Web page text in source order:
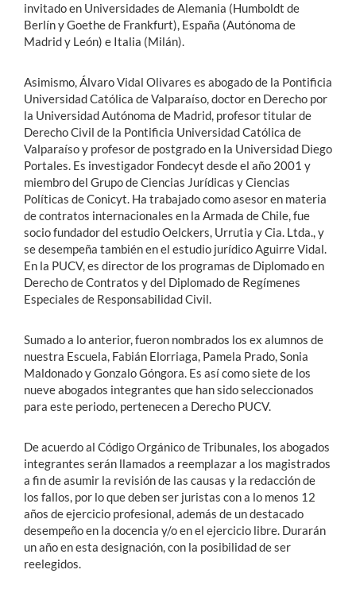
invitado en Universidades de Alemania (Humboldt de
Berlín y Goethe de Frankfurt), España (Autónoma de
Madrid y León) e Italia (Milán).
Asimismo, Álvaro Vidal Olivares es abogado de la Pontificia
Universidad Católica de Valparaíso, doctor en Derecho por
la Universidad Autónoma de Madrid, profesor titular de
Derecho Civil de la Pontificia Universidad Católica de
Valparaíso y profesor de postgrado en la Universidad Diego
Portales. Es investigador Fondecyt desde el año 2001 y
miembro del Grupo de Ciencias Jurídicas y Ciencias
Políticas de Conicyt. Ha trabajado como asesor en materia
de contratos internacionales en la Armada de Chile, fue
socio fundador del estudio Oelckers, Urrutia y Cia. Ltda., y
se desempeña también en el estudio jurídico Aguirre Vidal.
En la PUCV, es director de los programas de Diplomado en
Derecho de Contratos y del Diplomado de Regímenes
Especiales de Responsabilidad Civil.
Sumado a lo anterior, fueron nombrados los ex alumnos de
nuestra Escuela, Fabián Elorriaga, Pamela Prado, Sonia
Maldonado y Gonzalo Góngora. Es así como siete de los
nueve abogados integrantes que han sido seleccionados
para este periodo, pertenecen a Derecho PUCV.
De acuerdo al Código Orgánico de Tribunales, los abogados
integrantes serán llamados a reemplazar a los magistrados
a fin de asumir la revisión de las causas y la redacción de
los fallos, por lo que deben ser juristas con a lo menos 12
años de ejercicio profesional, además de un destacado
desempeño en la docencia y/o en el ejercicio libre. Durarán
un año en esta designación, con la posibilidad de ser
reelegidos.